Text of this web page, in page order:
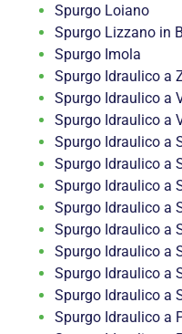
Spurgo Loiano
Spurgo Lizzano in
Spurgo Imola
Spurgo Idraulico a
Spurgo Idraulico a
Spurgo Idraulico a
Spurgo Idraulico a
Spurgo Idraulico a
Spurgo Idraulico a
Spurgo Idraulico a
Spurgo Idraulico a
Spurgo Idraulico a
Spurgo Idraulico a
Spurgo Idraulico a
Spurgo Idraulico a